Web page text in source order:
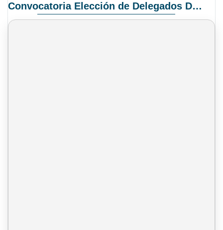
Convocatoria Elección de Delegados Docentes para el XIV Congreso Nacional de Universidades